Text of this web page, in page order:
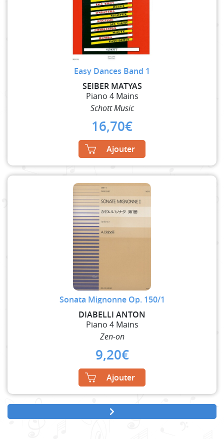
Easy Dances Band 1
SEIBER MATYAS
Piano 4 Mains
Schott Music
16,70€
Ajouter
Sonata Mignonne Op. 150/1
DIABELLI ANTON
Piano 4 Mains
Zen-on
9,20€
Ajouter